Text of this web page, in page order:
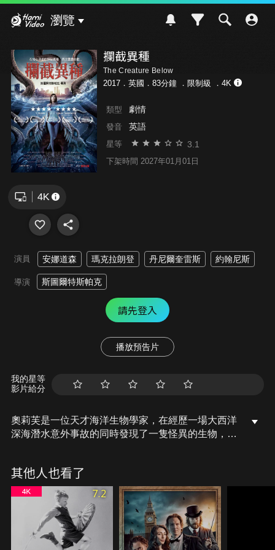
瀏覽
攔截異種
The Creature Below
2017．英國．83分鐘 ． 限制級 ．4K
類型 劇情
發音 英語
星等 3.1
下架時間 2027年01月01日
演員 安娜道森 瑪克拉朗登 丹尼爾奎雷斯 約翰尼斯
導演 斯圖爾特斯帕克
請先登入
播放預告片
我的星等
影片給分
奧莉芙是一位天才海洋生物學家，在經歷一場大西洋
深海潛水意外事故的同時發現了一隻怪異的生物，奧
事：一個比她想像中還要古老又狠毒的東西，被她在
無意間釋放了。
其他人也看了
7.2